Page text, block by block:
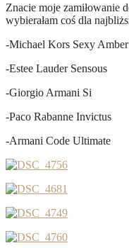
Znacie moje zamiłowanie
wybierałam coś dla
-Michael Kors Sexy Amber
-Estee Lauder Sensous
-Giorgio Armani Si
-Paco Rabanne Invictus
-Armani Code Ultimate